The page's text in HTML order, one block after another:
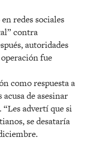
redes sociales
contra
autoridades
fue
como respuesta a
de asesinar
advertí que si
se desataría